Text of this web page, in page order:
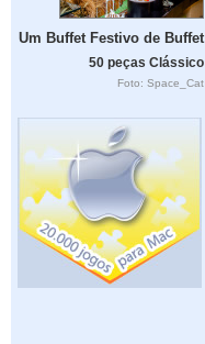
Um Buffet Festivo de Buffet
50 peças Clássico
Foto: Space_Cat